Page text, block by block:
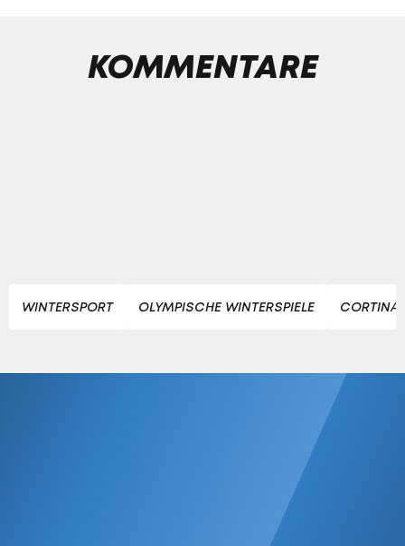
KOMMENTARE
WINTERSPORT OLYMPISCHE WINTERSPIELE CORTINA